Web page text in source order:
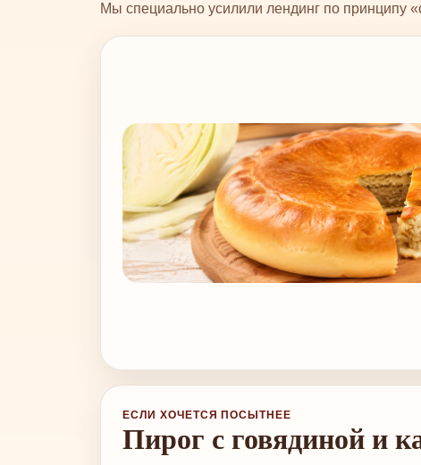
Мы специально усилили лендинг по принципу
ЕСЛИ ХОЧЕТСЯ ПОСЫТНЕЕ
Пирог с говядиной и